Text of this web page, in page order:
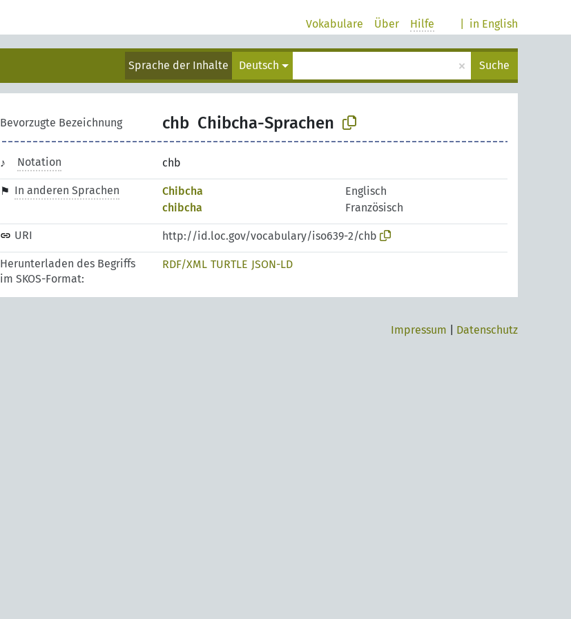
in English
Vokabulare Über Hilfe
Sprache der Inhalte Deutsch × Suche
Bevorzugte Bezeichnung chb Chibcha-Sprachen
Notation chb
In anderen Sprachen Chibcha
Englisch
chibcha
Französisch
URI http://id.loc.gov/vocabulary/iso639-2/chb
Herunterladen des Begriffs
im SKOS-Format:
RDF/XML TURTLE JSON-LD
Impressum Datenschutz